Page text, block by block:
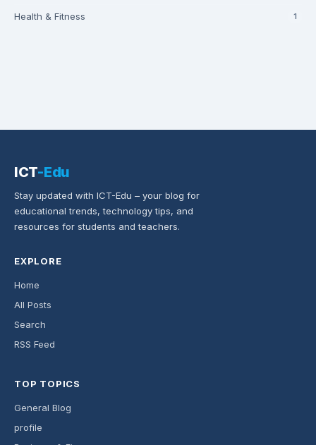
Health & Fitness 1
ICT-Edu
Stay updated with ICT-Edu – your blog for
educational trends, technology tips, and
resources for students and teachers.
EXPLORE
Home
All Posts
Search
RSS Feed
TOP TOPICS
General Blog
profile